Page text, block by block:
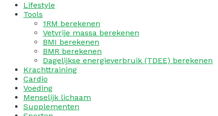
Lifestyle
Tools
1RM berekenen
Vetvrije massa berekenen
BMI berekenen
BMR berekenen
Dagelijkse energieverbruik (TDEE) berekenen
Krachttraining
Cardio
Voeding
Menselijk lichaam
Supplementen